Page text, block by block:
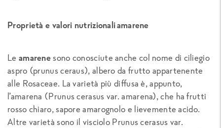
Proprietà e valori nutrizionali amarene
Le amarenesono conosciute anche col nome di ciliegio
aspro (prunus ceraus), albero da frutto appartenente
alle Rosaceae. La varietà più diffusa è, appunto,
l’amarena (Prunus cerasus var. amarena), che ha frutti
rosso chiaro, sapore amarognolo e lievemente acido.
Altre varietà sono il visciolo Prunus cerasus var.